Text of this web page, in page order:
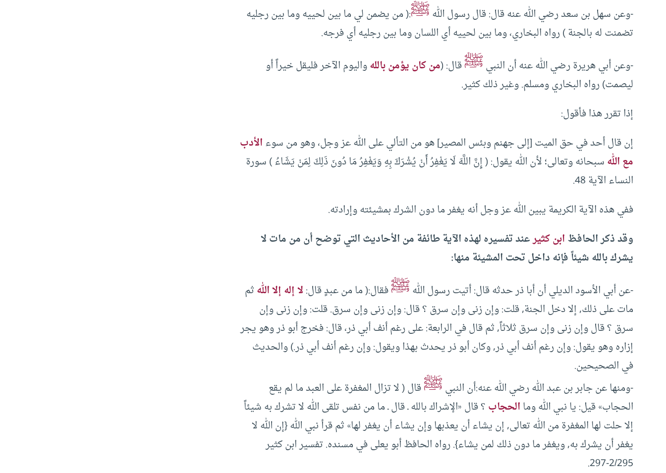
-وعن سهل بن سعد رضي الله عنه قال: قال رسول اللهﷺ:( من يضمن لي ما بين لحييه وما بين رجليه
تضمنت له بالجنة ) رواه البخاري، وما بين لحييه أي اللسان وما بين رجليه أي فرجه.
-وعن أبي هريرة رضي الله عنه أن النبيﷺقال: (من كان يؤمن باللهواليوم الآخر فليقل خيراً أو
ليصمت) رواه البخاري ومسلم. وغير ذلك كثير.
إذا تقرر هذا فأقول:
إن قال أحد في حق الميت [إلى جهنم وبئس المصير] هو من التألي على الله عز وجل، وهو من سوءالأدب
مع اللهسبحانه وتعالى؛ لأن الله يقول: ( إِنَّ اللَّهَ لَا يَغْفِرُ أَنْ يُشْرَكَ بِهِ وَيَغْفِرُ مَا دُونَ ذَلِكَ لِمَنْ يَشَاءُ ) سورة
النساء الآية 48.
ففي هذه الآية الكريمة يبين الله عز وجل أنه يغفر ما دون الشرك بمشيئته وإرادته.
وقد ذكر الحافظابن كثيرعند تفسيره لهذه الآية طائفة من الأحاديث التي توضح أن من مات لا
يشرك بالله شيئاً فإنه داخل تحت المشيئة منها:
-عن أبي الأسود الديلي أن أبا ذر حدثه قال: أتيت رسول اللهﷺفقال:( ما من عبدٍ قال:لا إله إلا اللهثم
مات على ذلك, إلا دخل الجنة, قلت: وإن زنى وإن سرق ؟ قال: وإن زنى وإن سرق. قلت: وإن زنى وإن
سرق ؟ قال وإن زنى وإن سرق ثلاثاً, ثم قال في الرابعة: على رغم أنف أبي ذر، قال: فخرج أبو ذر وهو يجر
إزاره وهو يقول: وإن رغم أنف أبي ذر, وكان أبو ذر يحدث بهذا ويقول: وإن رغم أنف أبي ذر.) والحديث
في الصحيحين.
-ومنها عن جابر بن عبد الله رضي الله عنه:أن النبيﷺقال ( لا تزال المغفرة على العبد ما لم يقع
الحجاب» قيل: يا نبي الله وماالحجاب؟ قال «الإشراك بالله ـ قال ـ ما من نفس تلقى الله لا تشرك به شيئاً
إلا حلت لها المغفرة من الله تعالى, إن يشاء أن يعذبها وإن يشاء أن يغفر لها» ثم قرأ نبي الله {إن الله لا
يغفر أن يشرك به, ويغفر ما دون ذلك لمن يشاء}. رواه الحافظ أبو يعلى في مسنده. تفسير ابن كثير
2/295-297.